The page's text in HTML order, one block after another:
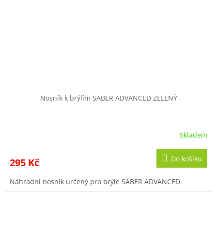
Nosník k brýlím SABER ADVANCED ZELENÝ
Skladem
295 Kč Do košíku
Náhradní nosník určený pro brýle SABER ADVANCED.